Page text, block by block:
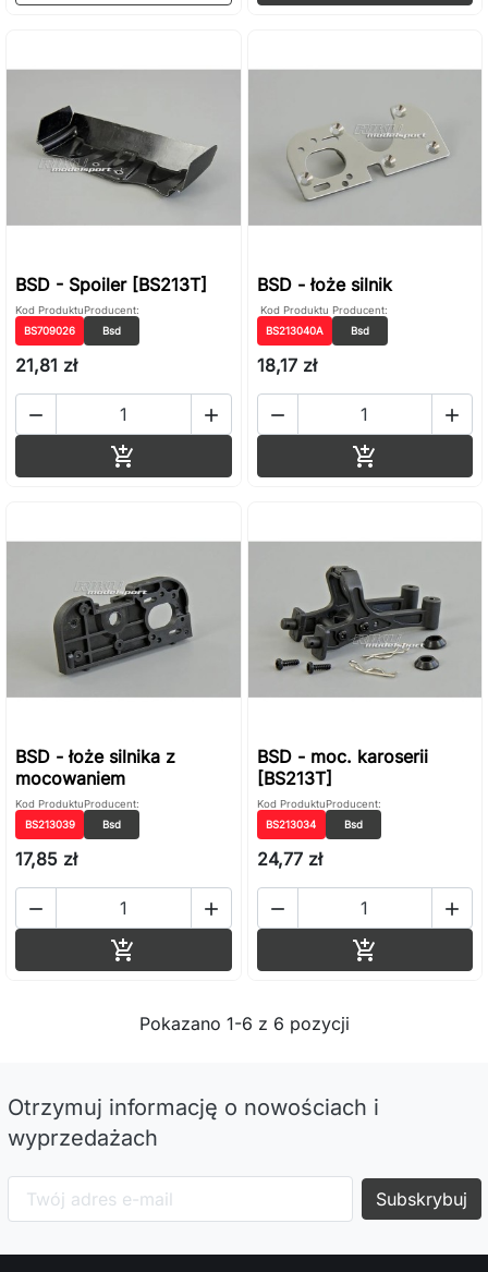
BSD - Spoiler [BS213T]
Kod Produktu
BS709026
Producent:
Bsd
21,81 zł
 

BSD - łoże silnik
Kod Produktu
BS213040A
Producent:
Bsd
18,17 zł
 

BSD - łoże silnika z
mocowaniem
Kod Produktu
BS213039
Producent:
Bsd
17,85 zł
 

BSD - moc. karoserii
[BS213T]
Kod Produktu
BS213034
Producent:
Bsd
24,77 zł
 

Pokazano 1-6 z 6 pozycji
Otrzymuj informację o nowościach i
wyprzedażach